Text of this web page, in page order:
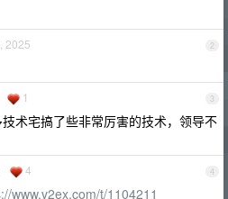
2
2025
3
1
术宅搞了些非常厉害的技术，领导不
4
4
www.v2ex.com/t/1104211